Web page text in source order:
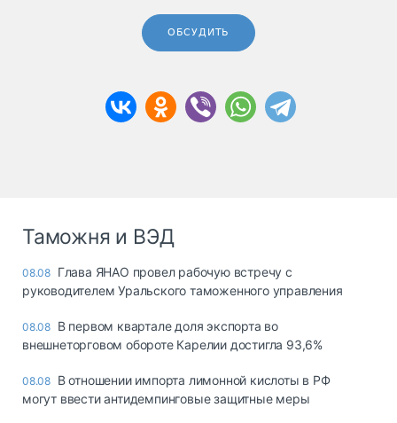
ОБСУДИТЬ
Таможня и ВЭД
08.08 Глава ЯНАО провел рабочую встречу с
руководителем Уральского таможенного управления
08.08 В первом квартале доля экспорта во
внешнеторговом обороте Карелии достигла 93,6%
08.08 В отношении импорта лимонной кислоты в РФ
могут ввести антидемпинговые защитные меры